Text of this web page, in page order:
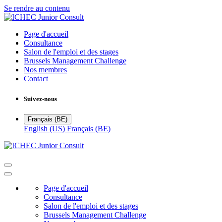
Se rendre au contenu
Page d'accueil
Consultance
Salon de l'emploi et des stages
Brussels Management Challenge​
Nos membres
Contact
Suivez-nous
Français (BE)
English (US) Français (BE)
Page d'accueil
Consultance
Salon de l'emploi et des stages
Brussels Management Challenge​